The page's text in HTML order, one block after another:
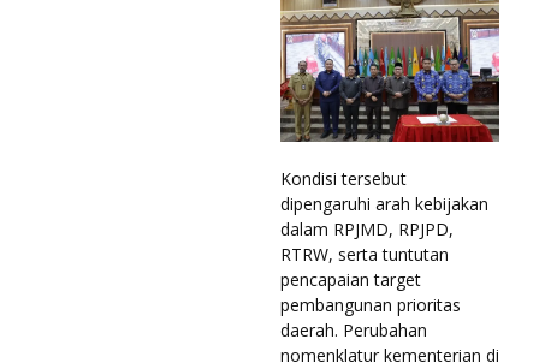
Kondisi tersebut
dipengaruhi arah kebijakan
dalam RPJMD, RPJPD,
RTRW, serta tuntutan
pencapaian target
pembangunan prioritas
daerah. Perubahan
nomenklatur kementerian di